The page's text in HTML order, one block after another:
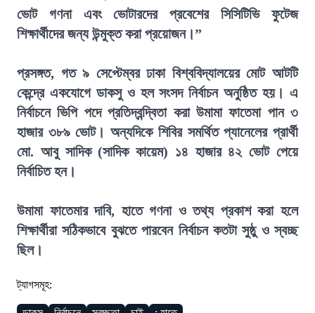
ভোট গণনা এবং ভোটারদের প্রবেশের সিসিটিভি ফুটেজ
শিক্ষার্থীদের জন্য উন্মুক্ত করা প্রয়োজন।”
প্রসঙ্গত, গত ৯ সেপ্টেম্বর ঢাকা বিশ্ববিদ্যালয়ের মোট আটটি
কেন্দ্রে একযোগে ডাকসু ও হল সংসদ নির্বাচন অনুষ্ঠিত হয়। এ
নির্বাচনে ভিপি পদে প্রতিদ্বন্দ্বিতা করা উমামা ফাতেমা পান ৩
হাজার ৩৮৯ ভোট। অন্যদিকে শিবির সমর্থিত প্যানেলের প্রার্থী
মো. আবু সাদিক (সাদিক কায়েম) ১৪ হাজার ৪২ ভোট পেয়ে
নির্বাচিত হন।
উমামা ফাতেমার দাবি, হাতে গণনা ও তথ্য প্রকাশ করা হলে
শিক্ষার্থীরা সঠিকভাবে বুঝতে পারবেন নির্বাচন কতটা সুষ্ঠু ও স্বচ্ছ
ছিল।
ট্যাগসমূহ: